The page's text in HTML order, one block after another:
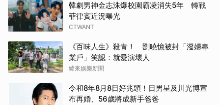
林智
高允
韓劇男神金志洙爆校園霸凌消失5年 轉戰
菲律賓近況曝光
CTWANT
《百味人生》殺青！ 劉曉憶被封「潑婦專
業戶」笑認：就愛演壞人
緯來娛樂新聞
令和8年8月8日好兆頭！日男星及川光博宣
布再婚、56歲將成新手爸爸